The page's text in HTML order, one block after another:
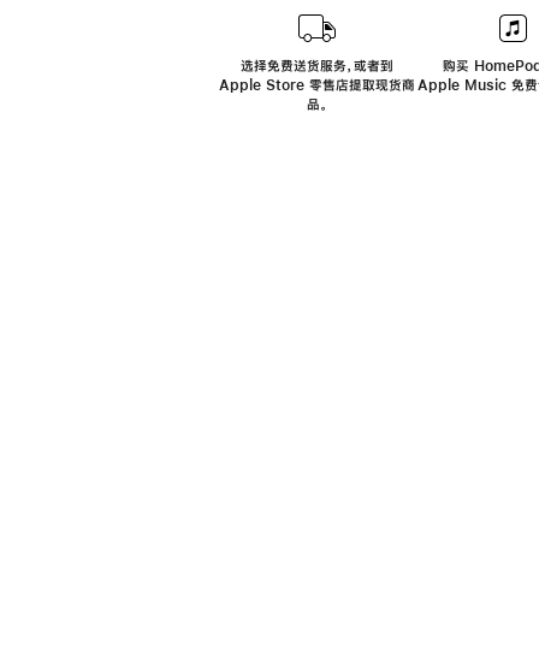
选择免费送货服务，或者到
Apple Store 零售店提取现货商
品。
购买
Apple Music 免费